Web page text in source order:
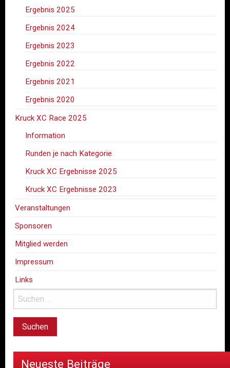
Ergebnis 2025
Ergebnis 2024
Ergebnis 2023
Ergebnis 2022
Ergebnis 2021
Ergebnis 2020
Kruck XC Race 2025
Information
Runden je nach Kategorie
Kruck XC Ergebnisse 2025
Kruck XC Ergebnisse 2023
Veranstaltungen
Sponsoren
Mitglied werden
Impressum
Links
Neueste Beiträge